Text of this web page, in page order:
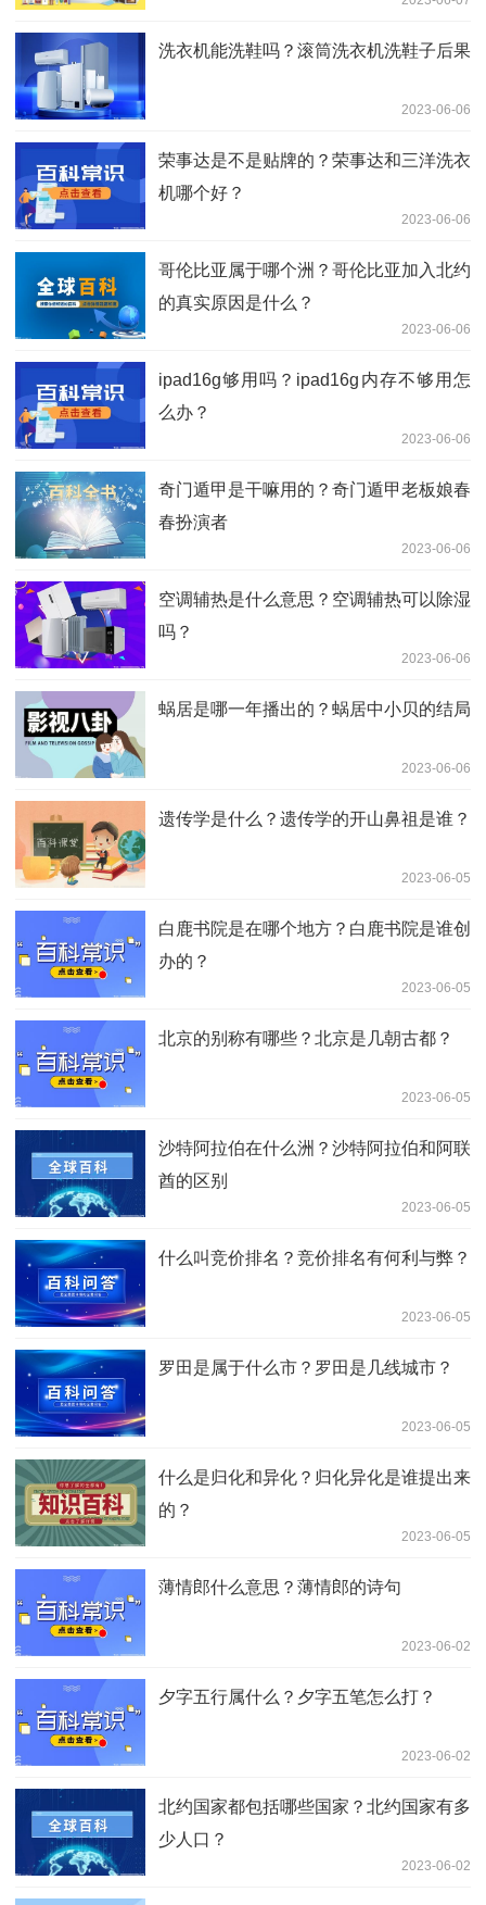
洗衣机能洗鞋吗？滚筒洗衣机洗鞋子后果
2023-06-06
荣事达是不是贴牌的？荣事达和三洋洗衣
机哪个好？
2023-06-06
哥伦比亚属于哪个洲？哥伦比亚加入北约
的真实原因是什么？
2023-06-06
ipad16g够用吗？ipad16g内存不够用怎
么办？
2023-06-06
奇门遁甲是干嘛用的？奇门遁甲老板娘春
春扮演者
2023-06-06
空调辅热是什么意思？空调辅热可以除湿
吗？
2023-06-06
蜗居是哪一年播出的？蜗居中小贝的结局
2023-06-06
遗传学是什么？遗传学的开山鼻祖是谁？
2023-06-05
白鹿书院是在哪个地方？白鹿书院是谁创
办的？
2023-06-05
北京的别称有哪些？北京是几朝古都？
2023-06-05
沙特阿拉伯在什么洲？沙特阿拉伯和阿联
酋的区别
2023-06-05
什么叫竞价排名？竞价排名有何利与弊？
2023-06-05
罗田是属于什么市？罗田是几线城市？
2023-06-05
什么是归化和异化？归化异化是谁提出来
的？
2023-06-05
薄情郎什么意思？薄情郎的诗句
2023-06-02
夕字五行属什么？夕字五笔怎么打？
2023-06-02
北约国家都包括哪些国家？北约国家有多
少人口？
2023-06-02